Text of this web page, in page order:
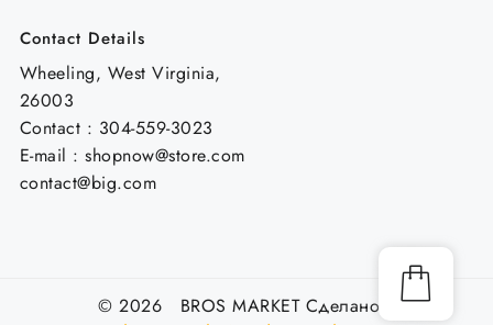
Contact Details
Wheeling, West Virginia,
26003
Contact : 304-559-3023
E-mail : shopnow@store.com
contact@big.com
© 2026 BROS MARKET Сделано с